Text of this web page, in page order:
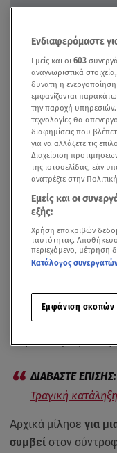
Συναγερμός έχει
Λεπτοκαρυά
οικογένειά του,
Η σύντροφός του, η
στην εκπομπή «Φως
Τραγική
Αρχικά μίλησε για
συμβεί στον
Ενδιαφερόμαστε
Εμείς και οι 603
αναγνωριστικά
δυνατή η
εμφανίζονται
την παροχή
τεχνολογίες θα
διαφημίσεις που
για να αλλάξετε τις
Διαχείριση
της ιστοσελίδας, εάν
ανατρέξτε στην
Εμείς και οι
εξής:
Χρήση επακριβών
ταυτότητας.
περιεχόμενο, μέτρηση
Κατάλογος
Εμφάνιση σκοπών